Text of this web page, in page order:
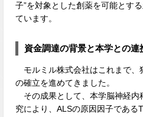
子”を対象とした創薬を可能とす
ています。
資金調達の背景と本学との連
モルミル株式会社はこれまで、
の確立を進めてきました。
その成果として、本学脳神経内
究により、ALSの原因因子である